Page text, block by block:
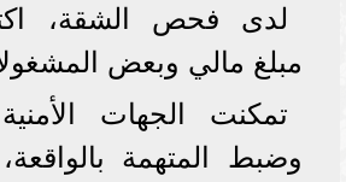
لدى فحص الشقة،
مبلغ مالي وبعض
تمكنت الجهات
وضبط المتهمة